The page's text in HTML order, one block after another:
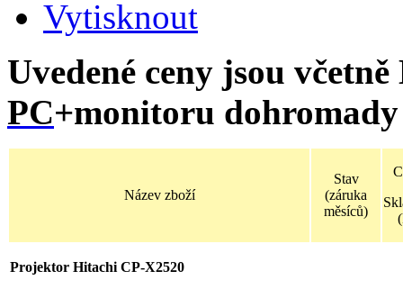
Uvedené ceny jsou
PC+monitoru
Název zboží
Stav
(záruka
měsíců)
Projektor Hitachi CP-X2520